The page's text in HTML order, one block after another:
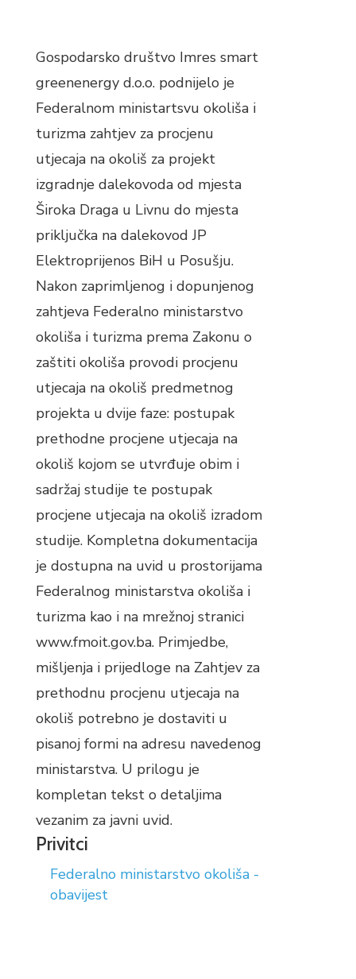
Gospodarsko društvo Imres smart
greenenergy d.o.o. podnijelo je
Federalnom ministartsvu okoliša i
turizma zahtjev za procjenu
utjecaja na okoliš za projekt
izgradnje dalekovoda od mjesta
Široka Draga u Livnu do mjesta
priključka na dalekovod JP
Elektroprijenos BiH u Posušju.
Nakon zaprimljenog i dopunjenog
zahtjeva Federalno ministarstvo
okoliša i turizma prema Zakonu o
zaštiti okoliša provodi procjenu
utjecaja na okoliš predmetnog
projekta u dvije faze: postupak
prethodne procjene utjecaja na
okoliš kojom se utvrđuje obim i
sadržaj studije te postupak
procjene utjecaja na okoliš izradom
studije. Kompletna dokumentacija
je dostupna na uvid u prostorijama
Federalnog ministarstva okoliša i
turizma kao i na mrežnoj stranici
www.fmoit.gov.ba. Primjedbe,
mišljenja i prijedloge na Zahtjev za
prethodnu procjenu utjecaja na
okoliš potrebno je dostaviti u
pisanoj formi na adresu navedenog
ministarstva. U prilogu je
kompletan tekst o detaljima
vezanim za javni uvid.
Privitci
Federalno ministarstvo okoliša -
obavijest